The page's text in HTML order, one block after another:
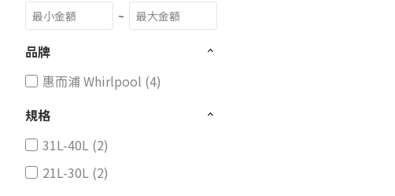
~
品牌
惠而浦 Whirlpool (4)
規格
31L-40L (2)
21L-30L (2)